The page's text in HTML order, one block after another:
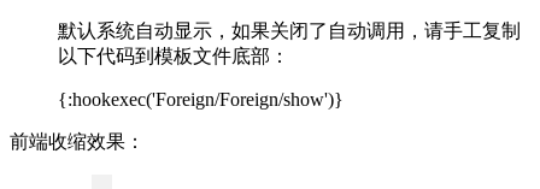
默认系统自动显示，如果关闭了自动调用，请手工复制
以下代码到模板文件底部：
{:hookexec('Foreign/Foreign/show')}
前端收缩效果：